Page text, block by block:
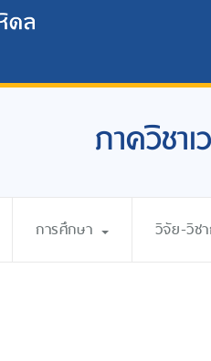
ภาควิชา
การศึกษา วิจัย-วิช